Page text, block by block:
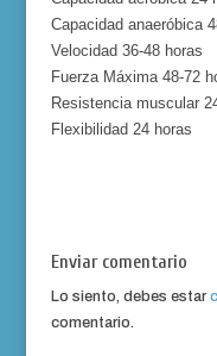
Capacidad anaeróbica
Velocidad 36-48 horas
Fuerza Máxima 48-72
Resistencia muscular
Flexibilidad 24 horas
Enviar comentario
Lo siento, debes estar
comentario.